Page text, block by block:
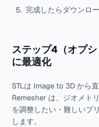
完成したらダウンロ
ステップ4（オプ
に最適化
STLは Image to 3D から
Remesher は、ジオメト
を調整したい・難しいプ
します。